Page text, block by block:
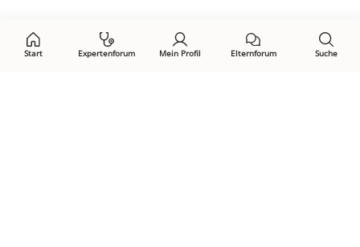
Start Expertenforum Mein Profil Elternforum Suche